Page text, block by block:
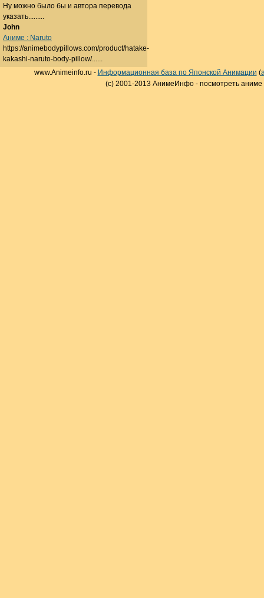
Ну можно было бы и автора перевода
указать.........
John
Аниме : Naruto
https://animebodypillows.com/product/hatake-
kakashi-naruto-body-pillow/......
www.Animeinfo.ru - Информационная база по Японской Анимации (
(c) 2001-2013 АнимеИнфо - посмотреть аниме